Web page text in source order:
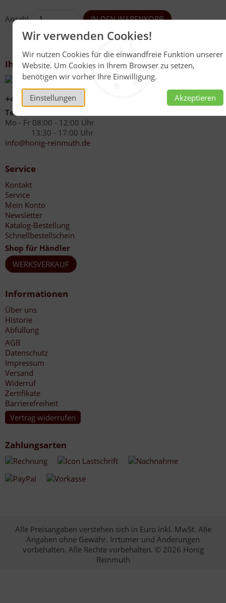
Wir verwenden Cookies!
Wir nutzen Cookies für die einwandfreie Funktion unserer
Website. Um Cookies in Ihrem Browser zu setzen,
benötigen wir vorher Ihre Einwilligung.
Einstellungen Akzeptieren
Anzahl
Ihr Kontakt zu uns
+49 (0)6267 1021
Telefonzeiten
Mo - Fr 08:00 - 12:00 Uhr
13:30 - 17:00 Uhr
info@honig-reinmuth.de
Service
Kontakt
Service
Mein Konto
Newsletter
Katalog-Bestellung
Schnellbestellschein
Shop für Händler
WERKSVERKAUF
Informationen
Über uns
Historie
Abfüllung
AGB
Datenschutz
Impressum
Versand
Widerruf
Zertifikate
Barrierefreiheit
Vertrag widerrufen
Zahlungsarten
Alle Preisangaben verstehen sich in Euro inkl. MwSt. Alle
Angaben ohne Gewähr. Irrtümer und Änderungen
vorbehalten. Alle Rechte vorbehalten. © 2026 Honig
Reinmuth